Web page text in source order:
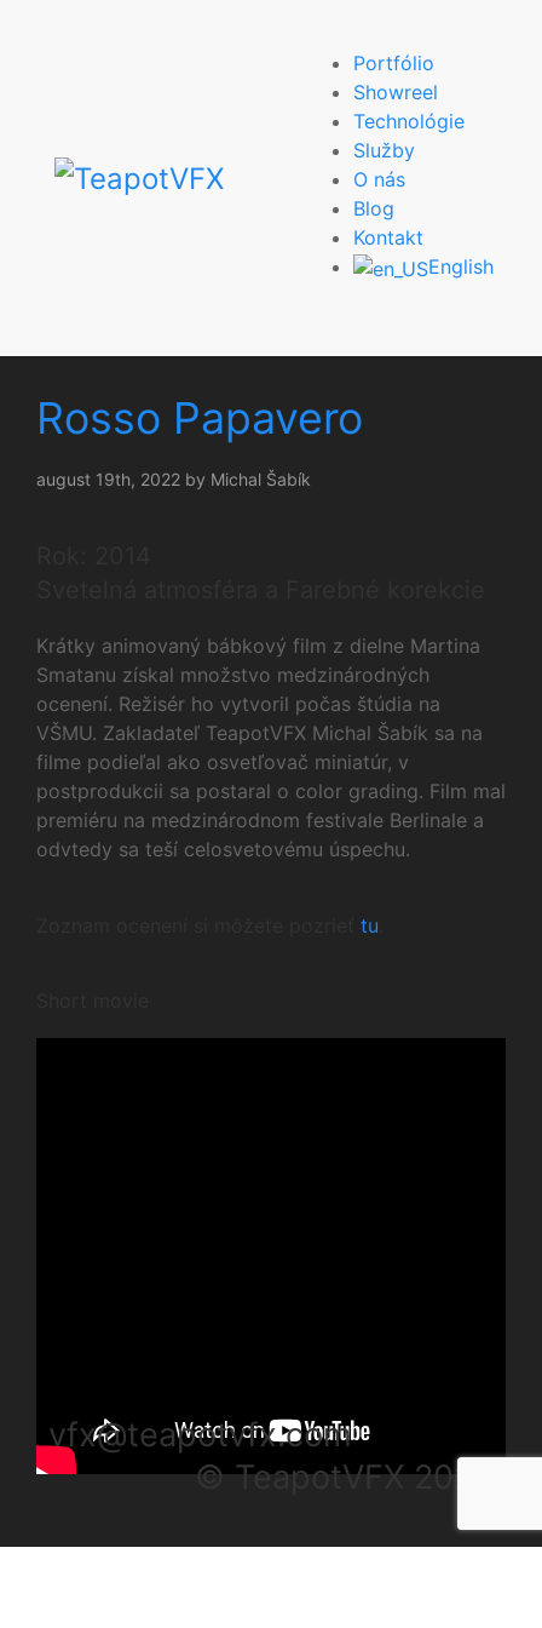
Portfólio
Showreel
Technológie
Služby
O nás
Blog
Kontakt
English
Rosso Papavero
august 19th, 2022 by Michal Šabík
Krátky animovaný bábkový film z dielne Martina
Smatanu získal množstvo medzinárodných
ocenení. Režisér ho vytvoril počas štúdia na
VŠMU. Zakladateľ TeapotVFX Michal Šabík sa na
filme podieľal ako osvetľovač miniatúr, v
postprodukcii sa postaral o color grading. Film mal
premiéru na medzinárodnom festivale Berlinale a
odvtedy sa teší celosvetovému úspechu.
tu
vfx@teapotvfx.com
© TeapotVFX 2025